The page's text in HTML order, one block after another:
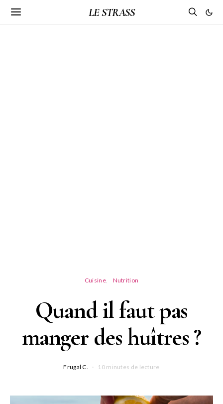
LE STRASS
Cuisine Nutrition
Quand il faut pas
manger des huîtres ?
Frugal C. 10 minutes de lecture